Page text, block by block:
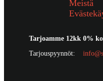
Meistä
Tarjoamme 12kk 0%
Tarjouspyynnöt: